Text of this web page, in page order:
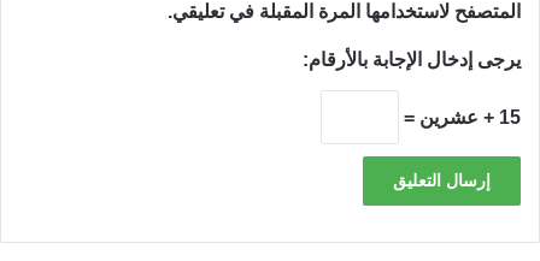
المتصفح لاستخدامها المرة المقبلة في تعليقي.
يرجى إدخال الإجابة بالأرقام:
15 + عشرين =